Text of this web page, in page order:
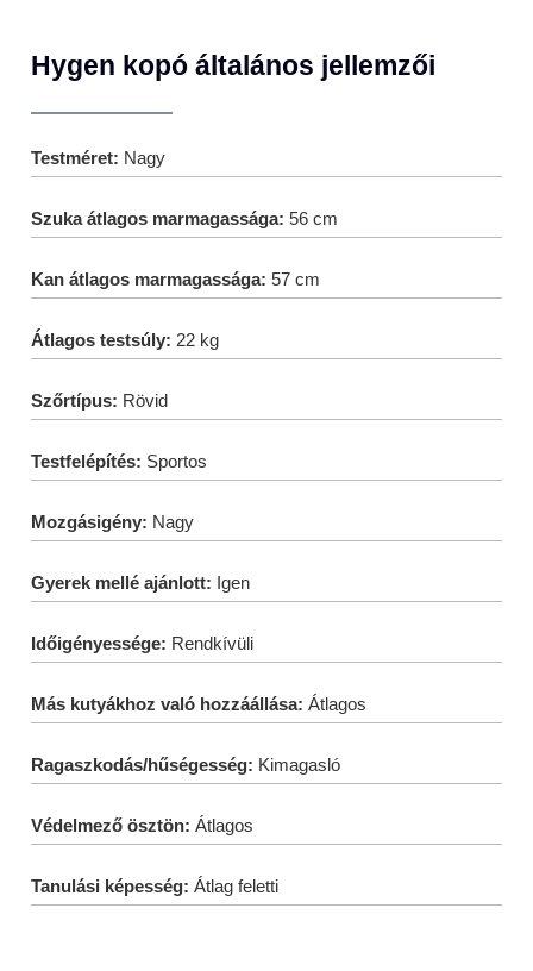
Hygen kopó általános jellemzői
Testméret: Nagy
Szuka átlagos marmagassága: 56 cm
Kan átlagos marmagassága: 57 cm
Átlagos testsúly: 22 kg
Szőrtípus: Rövid
Testfelépítés: Sportos
Mozgásigény: Nagy
Gyerek mellé ajánlott: Igen
Időigényessége: Rendkívüli
Más kutyákhoz való hozzáállása: Átlagos
Ragaszkodás/hűségesség: Kimagasló
Védelmező ösztön: Átlagos
Tanulási képesség: Átlag feletti